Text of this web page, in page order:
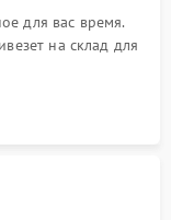
для вас время.
на склад для